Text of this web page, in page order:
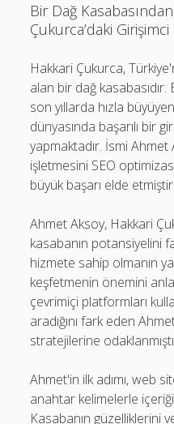
Bir Dağ
Çukurca’daki Girişimci
Hakkari Çukurca,
alan bir dağ
son yıllarda hızla
dünyasında başarılı bir
yapmaktadır. İsmi
işletmesini SEO
büyük başarı elde etmiştir.
Ahmet Aksoy, Hakkari
kasabanın potansiyelini
hizmete sahip olmanın
keşfetmenin önemini
çevrimiçi platformları
aradığını fark eden
stratejilerine
Ahmet'in ilk adımı, web
anahtar kelimelerle
Kasabanın güzelliklerini